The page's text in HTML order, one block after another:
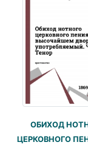
ОБИХОД
ЦЕРКОВНОГО